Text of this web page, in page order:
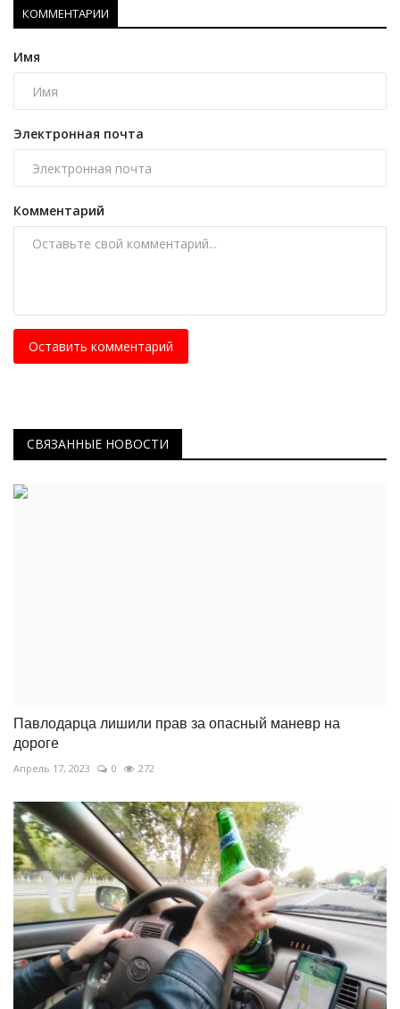
КОММЕНТАРИИ
Имя
Электронная почта
Комментарий
Оставить комментарий
СВЯЗАННЫЕ НОВОСТИ
Павлодарца лишили прав за опасный маневр на
дороге
Апрель 17, 2023 0 272